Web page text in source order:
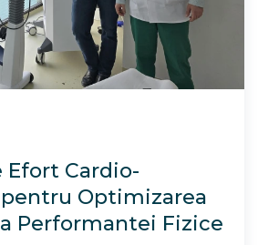
Efort Cardio-
Optimizarea
Performantei Fizice